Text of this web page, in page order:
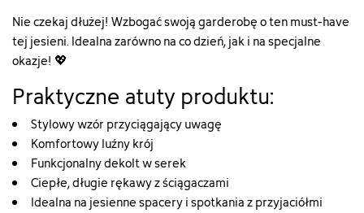
Nie czekaj dłużej! Wzbogać swoją garderobę o ten must-have
tej jesieni. Idealna zarówno na co dzień, jak i na specjalne
okazje! 💖
Praktyczne atuty produktu:
Stylowy wzór przyciągający uwagę
Komfortowy luźny krój
Funkcjonalny dekolt w serek
Ciepłe, długie rękawy z ściągaczami
Idealna na jesienne spacery i spotkania z przyjaciółmi